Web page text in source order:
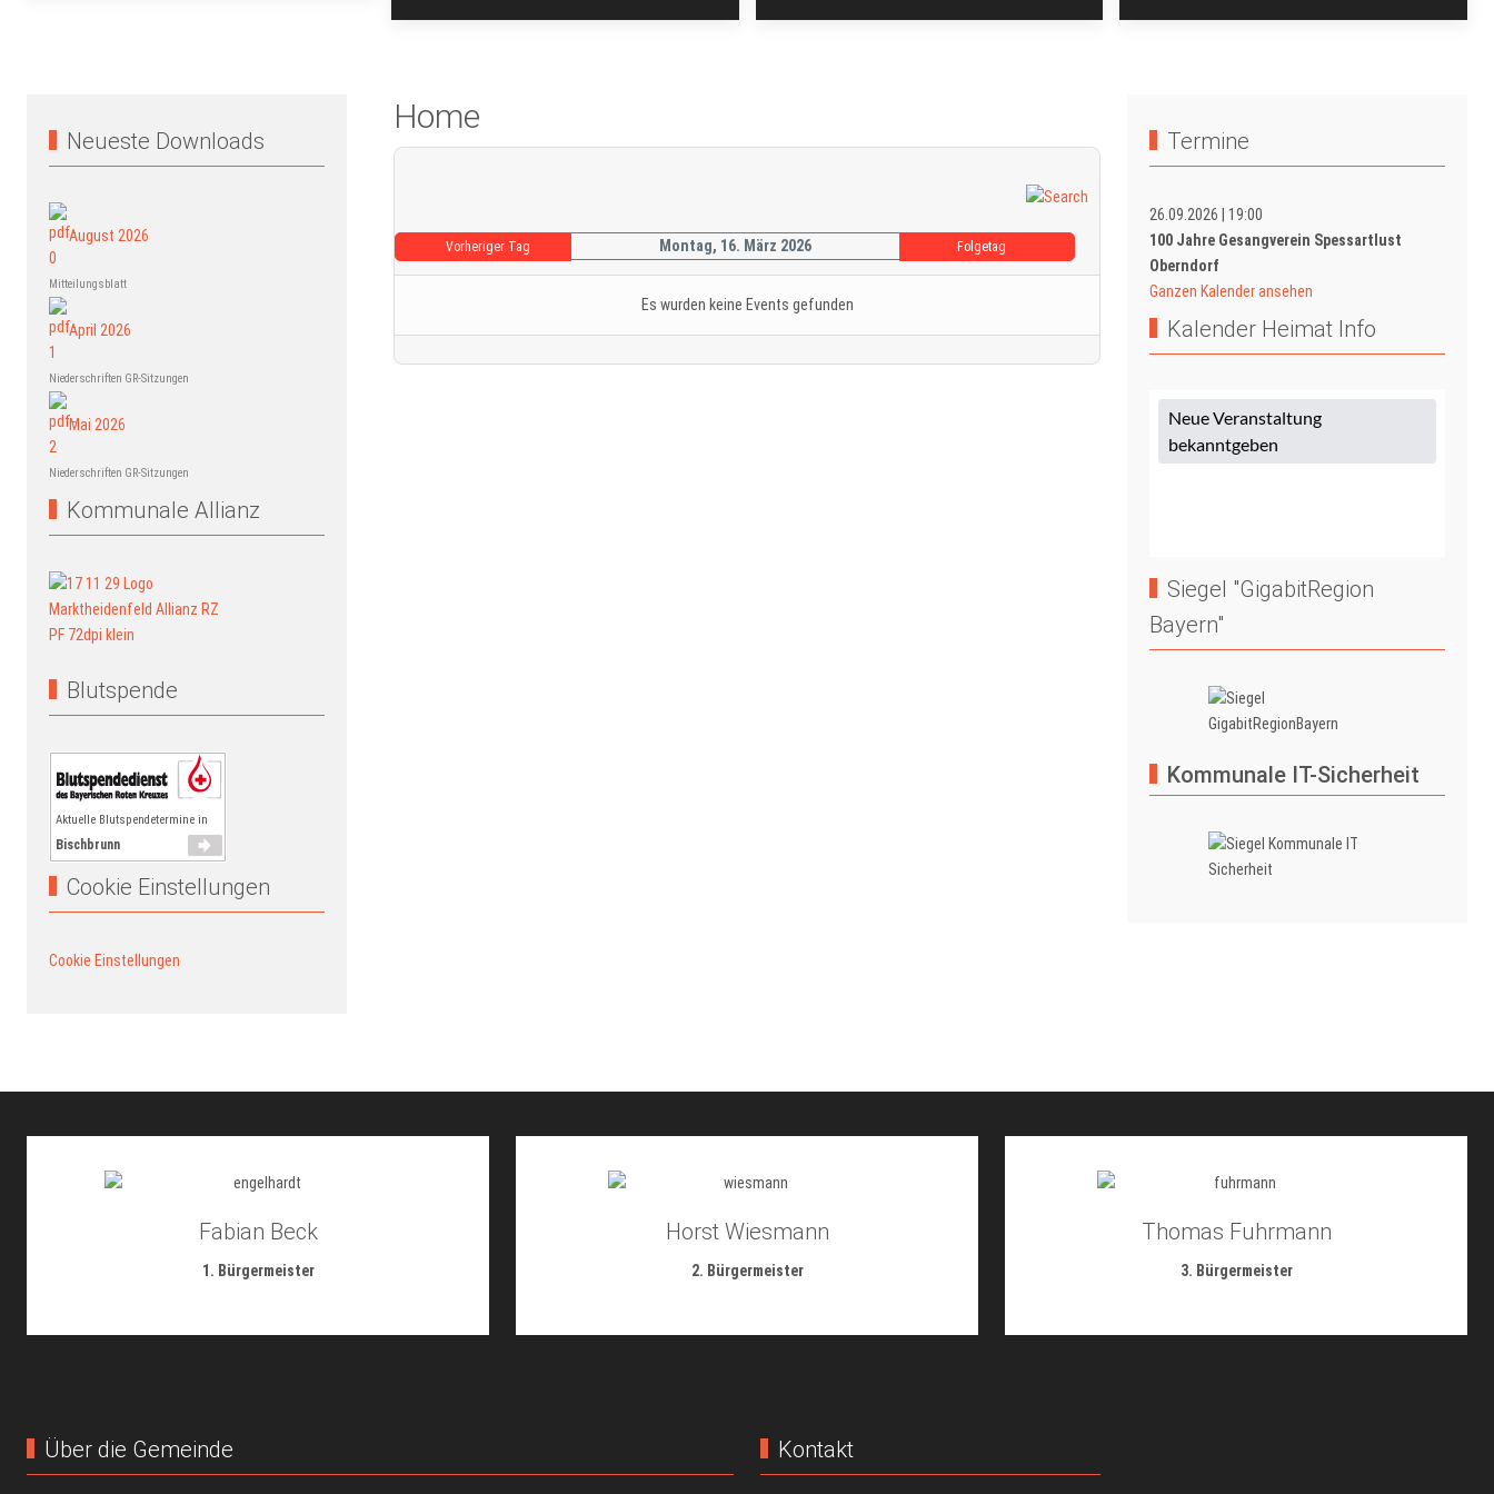
Neueste Downloads
August 2026
Mitteilungsblatt
April 2026
Niederschriften GR-Sitzungen
Mai 2026
Niederschriften GR-Sitzungen
Kommunale Allianz
Blutspende
Aktuelle Blutspendetermine in
Bischbrunn
Cookie Einstellungen
Cookie Einstellungen
Home
Vorheriger Tag Montag, 16. März 2026 Folgetag
Es wurden keine Events gefunden
Termine
26.09.2026
19:00
100 Jahre Gesangverein Spessartlust
Oberndorf
Ganzen Kalender ansehen
Kalender Heimat Info
Siegel "GigabitRegion
Bayern"
Kommunale IT-Sicherheit
Fabian Beck
1. Bürgermeister
Horst Wiesmann
2. Bürgermeister
Thomas Fuhrmann
3. Bürgermeister
Über die Gemeinde Kontakt